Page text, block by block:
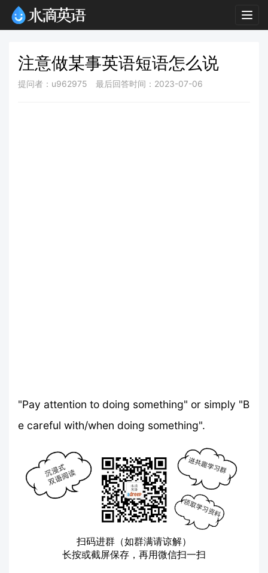
注意做某事英语短语怎么说
提问者：u962975 最后回答时间：2023-07-06
"Pay attention to doing something" or simply "B
e careful with/when doing something".
扫码进群（如群满请谅解）
长按或截屏保存，再用微信扫一扫